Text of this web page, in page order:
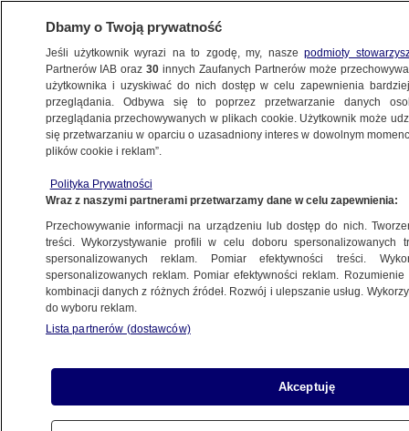
WARSZAWA
BIELANY
Miasto pokazało wizualizację
Dariusz Gałązka
12.12.2025, 13:35
Posłuchaj artykułu
Czyta lektor AI
Dbamy o Twoją prywatność
Jeśli użytkownik wyrazi na to zgodę, my, naszepodmioty
Partnerów IAB oraz30 innych Zaufanych Partnerów może
użytkownika i uzyskiwać do nich dostęp w celu zapewnienia
przeglądania. Odbywa się to poprzez przetwarzanie danych
przeglądania przechowywanych w plikach cookie. Użytkownik może
się przetwarzaniu w oparciu o uzasadniony interes w dowolnym
plików cookie i reklam”.
Polityka Prywatności
Wraz z naszymi partnerami przetwarzamy dane w celu zapewnienia:
Przechowywanie informacji na urządzeniu lub dostęp do nich.
treści. Wykorzystywanie profili w celu doboru spersonalizowanych
spersonalizowanych reklam. Pomiar efektywności treści.
spersonalizowanych reklam. Pomiar efektywności reklam.
kombinacji danych z różnych źródeł. Rozwój i ulepszanie usług.
do wyboru reklam.
Lista partnerów (dostawców)
Akceptuję